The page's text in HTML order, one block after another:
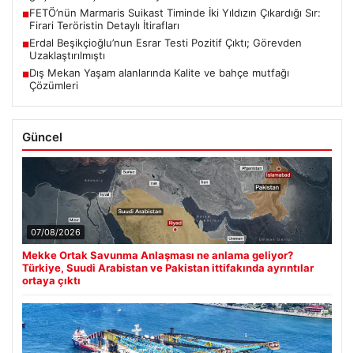
■FETÖ’nün Marmaris Suikast Timinde İki Yıldızın Çıkardığı Sır:
Firari Teröristin Detaylı İtirafları
■Erdal Beşikçioğlu’nun Esrar Testi Pozitif Çıktı; Görevden
Uzaklaştırılmıştı
■Dış Mekan Yaşam alanlarında Kalite ve bahçe mutfağı
Çözümleri
Güncel
07/08/2026
Mekke Ortak Savunma Anlaşması ne anlama geliyor?
Türkiye, Suudi Arabistan ve Pakistan ittifakında ayrıntılar
ortaya çıktı